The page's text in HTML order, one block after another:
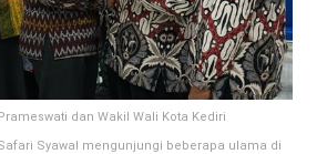
dan Wakil Wali Kota Kediri
Syawal mengunjungi beberapa ulama di